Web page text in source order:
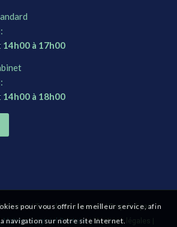
14h00 à 17h00
14h00 à 18h00
| Tous droits réservés | Propulsé par
Matisse Logiciel Dentaire|Mentions légales |
pour vous offrir le meilleur service, afin
navigation sur notre site Internet.